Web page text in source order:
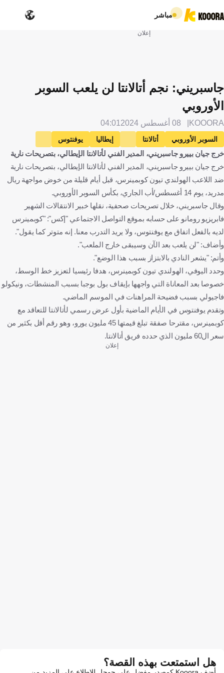
مباشر
إعلان
جاسبريني: نجم أتالانتا لن يلعب السوبر
الأوروبي
KOOORA 08 أغسطس 2024 04:01
السوبر الأوروبي أتالانتا إيطاليا
يوفنتوس
ريال مدريد
إسبانيا جيان بييرو غاسبيريني
تيون كووبميينيرز
هولندا
كرة قدم
خرج جيان بييرو جاسبريني، المدير الفني لأتالانتا الإيطالي، بتصريحات نارية
خرج جيان بييرو جاسبريني، المدير الفني لأتالانتا الإيطالي، بتصريحات نارية
ضد اللاعب الهولندي تيون كوبمينرس، قبل أيام قليلة من خوض مواجهة ريال
مدريد، يوم 14 أغسطس/أب الجاري، بكأس السوبر الأوروبي.
وقال جاسبريني، خلال تصريحات صحفية، نقلها خبير الانتقالات الشهير
فابريزيو رومانو على حسابه بموقع التواصل الاجتماعي "إكس": "كوبمينرس
لديه بالفعل اتفاق مع يوفنتوس، ولا يريد التدرب معنا. إنه متوتر كما يقول".
وأضاف: "لن يلعب بعد الآن وسيبقى خارج الملعب".
وأتم: "يشعر النادي بالابتزاز بسبب هذا الوضع".
وحدد اليوفي، الهولندي تيون كوبمينرس، هدفا رئيسيا لتعزيز خط الوسط،
خصوصا بعد المعاناة التي واجهها بإيقاف بول بوجبا بسبب المنشطات، ونيكولو
فاجيولي بسبب فضيحة المراهنات في الموسم الماضي.
وتقدم يوفنتوس في الأيام الماضية بأول عرض رسمي لأتالانتا للتعاقد مع
كوبمينرس، مقترحا صفقة تبلغ قيمتها 45 مليون يورو، وهو رقم أقل بكثير من
سعر ال60 مليون الذي حدده فريق أتالانتا.
إعلان
هل استمتعت بهذه القصة؟